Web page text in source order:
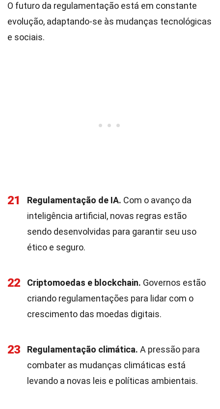
O futuro da regulamentação está em constante
evolução, adaptando-se às mudanças tecnológicas
e sociais.
21 Regulamentação de IA. Com o avanço da
inteligência artificial, novas regras estão
sendo desenvolvidas para garantir seu uso
ético e seguro.
22 Criptomoedas e blockchain. Governos estão
criando regulamentações para lidar com o
crescimento das moedas digitais.
23 Regulamentação climática. A pressão para
combater as mudanças climáticas está
levando a novas leis e políticas ambientais.